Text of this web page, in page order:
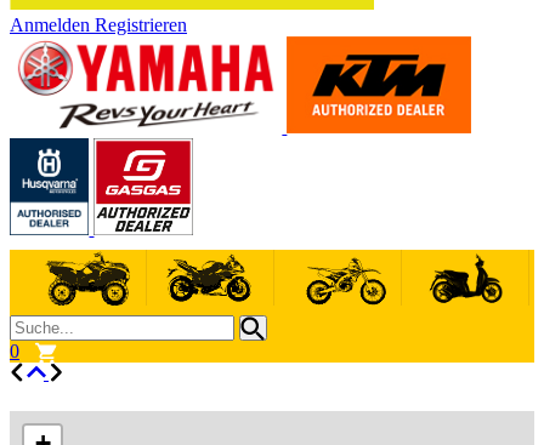
Anmelden Registrieren
0